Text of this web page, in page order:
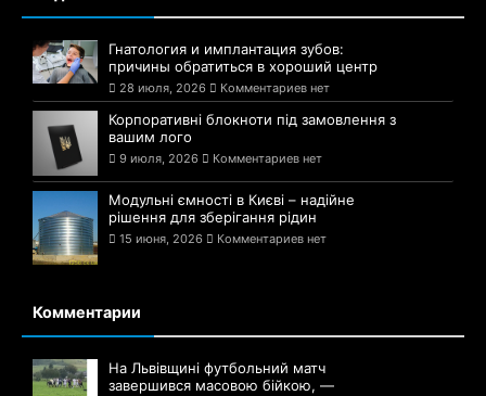
Гнатология и имплантация зубов:
причины обратиться в хороший центр
28 июля, 2026 Комментариев нет
Корпоративні блокноти під замовлення з
вашим лого
9 июля, 2026 Комментариев нет
Модульні ємності в Києві – надійне
рішення для зберігання рідин
15 июня, 2026 Комментариев нет
Комментарии
На Львівщині футбольний матч
завершився масовою бійкою, —